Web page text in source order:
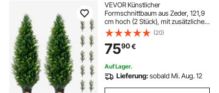
VEVOR Künstlicher
Formschnittbaum aus Zeder, 121,9
cm hoch (2 Stück), mit zusätzlichen
Blättern und Topf, künstliche
immergrüne Kiefern-
Zypressenpflanze, UV-geschütztes
künstliches Grünset
(20)
7590€
Auf Lager.
Lieferung:sobald Mi. Aug. 12